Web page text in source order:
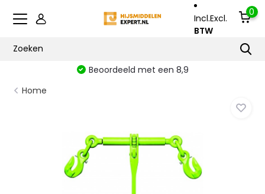
Incl.Excl.
BTW
0
Beoordeeld met een 8,9
Home